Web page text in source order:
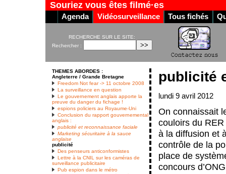
Souriez vous êtes filmé·es
Agenda Vidéosurveillance Tous fichés
RECHERCHE SUR LE SITE:
Rechercher :
THEMES ABORDES :
Angleterre / Grande Bretagne
Freedom Not fear -> 11 octobre 2008
La surveillance en question
Le gouvernement anglais apporte la
preuve du danger du fichage !
espions policiers au Royaume-Uni
Conclusion du rapport gouvernemental
anglais :
publicité et reconnaissance faciale
Marketing sécuritaire à la sauce
anglaise
publicité
Des penseurs anticonformistes
Lettre à la CNIL sur les caméras de
surveillance publicitaire
Pub espion dans le métro
publicité
lundi 9 avril 2012
On connaissait
couloirs du
à la diffusion et
contrôle de la
place de
concours